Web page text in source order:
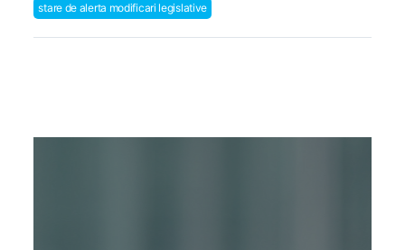
stare de alerta modificari legislative